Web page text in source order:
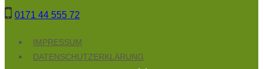
Zum
Inhalt
0171 44 555 72
IMPRESSUM
DATENSCHUTZERKLÄRUNG